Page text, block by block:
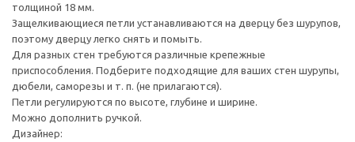
толщиной 18 мм.
Защелкивающиеся петли устанавливаются на дверцу без шурупов,
поэтому дверцу легко снять и помыть.
Для разных стен требуются различные крепежные
приспособления. Подберите подходящие для ваших стен шурупы,
дюбели, саморезы и т. п. (не прилагаются).
Петли регулируются по высоте, глубине и ширине.
Можно дополнить ручкой.
Дизайнер: